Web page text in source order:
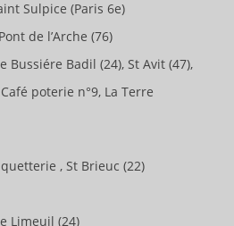
Sulpice (Paris 6e)
de l’Arche (76)
Bussiére Badil (24), St Avit (47),
poterie n°9, La Terre
, St Brieuc (22)
Limeuil (24)